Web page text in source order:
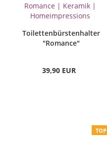
Toilettenbürstenhalter
"Romance"
39,90 EUR
TOP